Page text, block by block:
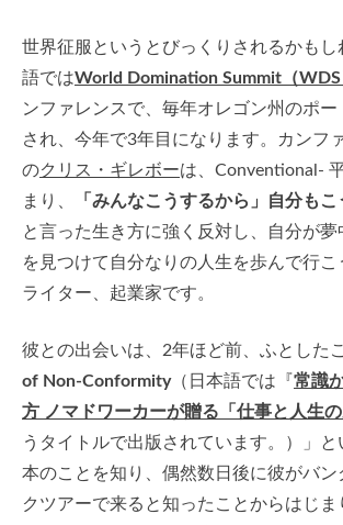
世界征服というとびっくりされるかもし
語ではWorld Domination Summit（WDS
ンファレンスで、毎年オレゴン州のポー
され、今年で3年目になります。カンフ
のクリス・ギレボーは、Conventional-
まり、
「みんなこうするから」自分もこ
と言った生き方に強く反対し、自分が
を見つけて自分なりの人生を歩んで行こ
ライター、起業家です。
彼との出会いは、2年ほど前、ふとした
of Non-Conformity（日本語では『 常識
方 ノマドワーカーが贈る「仕事と人生の
うタイトルで出版されています。）」
本のことを知り、偶然数日後に彼がバン
クツアーで来ると知ったことからはじま